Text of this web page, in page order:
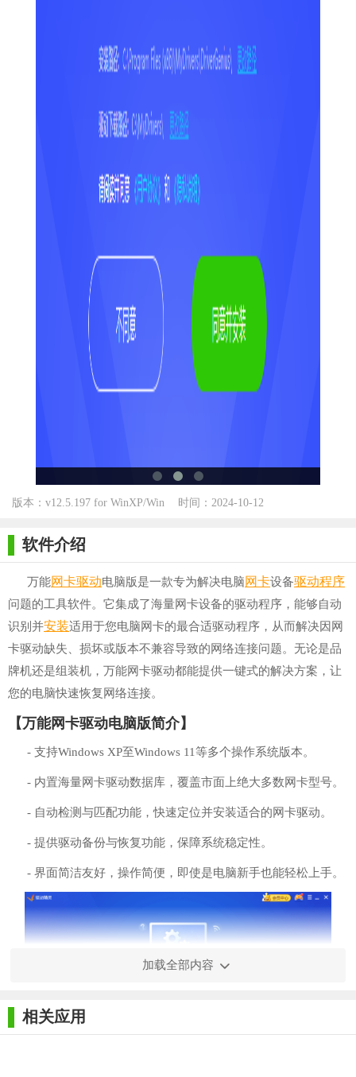
版本：v12.5.197 for WinXP/Win
时间：2024-10-12
软件介绍
万能网卡驱动电脑版是一款专为解决电脑网卡设备驱动程序
问题的工具软件。它集成了海量网卡设备的驱动程序，能够自动
识别并安装适用于您电脑网卡的最合适驱动程序，从而解决因网
卡驱动缺失、损坏或版本不兼容导致的网络连接问题。无论是品
牌机还是组装机，万能网卡驱动都能提供一键式的解决方案，让
您的电脑快速恢复网络连接。
【万能网卡驱动电脑版简介】
- 支持Windows XP至Windows 11等多个操作系统版本。
- 内置海量网卡驱动数据库，覆盖市面上绝大多数网卡型号。
- 自动检测与匹配功能，快速定位并安装适合的网卡驱动。
- 提供驱动备份与恢复功能，保障系统稳定性。
- 界面简洁友好，操作简便，即使是电脑新手也能轻松上手。
加载全部内容
相关应用